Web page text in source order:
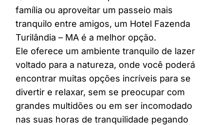
família ou aproveitar um passeio mais
tranquilo entre amigos, um Hotel Fazenda
Turilândia – MA é a melhor opção.
Ele oferece um ambiente tranquilo de lazer
voltado para a natureza, onde você poderá
encontrar muitas opções incríveis para se
divertir e relaxar, sem se preocupar com
grandes multidões ou em ser incomodado
nas suas horas de tranquilidade pegando